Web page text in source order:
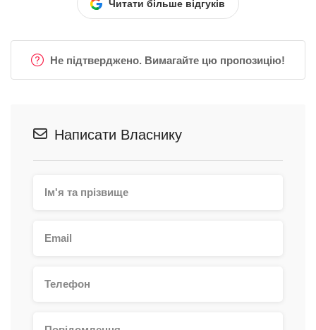
Читати більше відгуків
Не підтверджено. Вимагайте цю пропозицію!
Написати Власнику